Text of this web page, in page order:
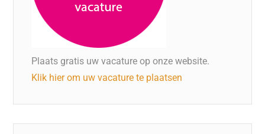
Plaats gratis uw vacature op onze website.
Klik hier om uw vacature te plaatsen